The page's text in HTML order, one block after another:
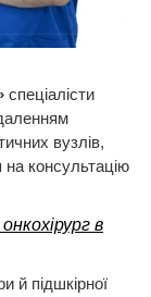
спеціалісти
вузлів,
на консультацію
в
й підшкірної